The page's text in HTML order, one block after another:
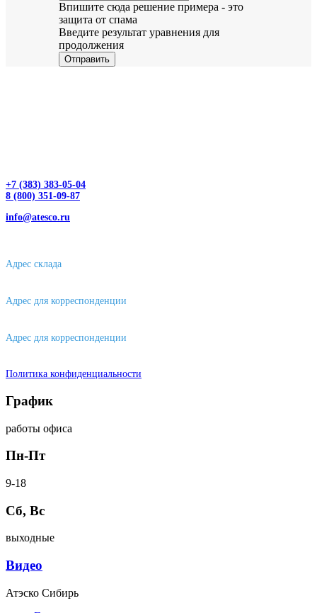
Впишите сюда решение примера - это
защита от спама
Введите результат уравнения для
продолжения
Отправить
+7 (383) 383-05-04
8 (800) 351-09-87
info@atesco.ru
Адрес склада
Адрес для корреспонденции
Адрес для корреспонденции
Политика конфиденциальности
График
работы офиса
Пн-Пт
9-18
Сб, Вс
выходные
Видео
Атэско Сибирь